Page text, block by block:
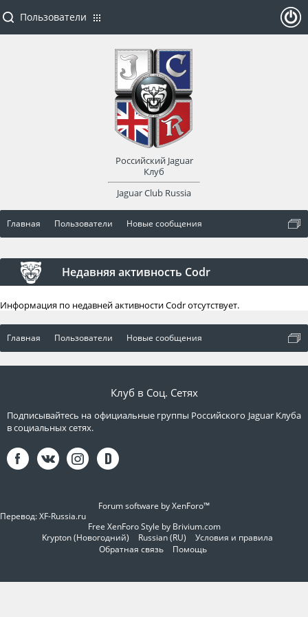
Главная Пользователи Новые сообщения
Недавняя активность Codr
Информация по недавней активности Codr отсутствует.
Главная Пользователи Новые сообщения
Пользователи
Российский Jaguar
Клуб
Jaguar Club Russia
оват
Клуб в Соц. Сетях
Подписывайтесь на официальные группы Российского Jaguar Клуба
в социальных сетях.
Forum software by XenForo™
Перевод:XF-Russia.ru
Free XenForo Style by Brivium.com
Krypton (Новогодний)
Russian (RU)
Условия и правила
Обратная связь
Помощь